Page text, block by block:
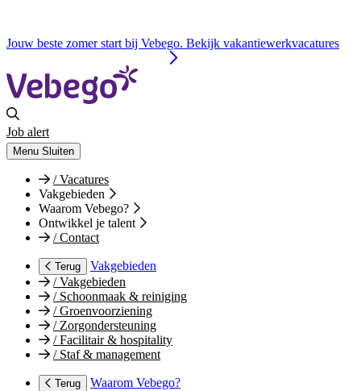
Jouw beste zomer start bij Vebego. Bekijk vakantiewerkvacatures
Job alert
Menu Sluiten
/Vacatures
Vakgebieden
Waarom Vebego?
Ontwikkel je talent
/Contact
Terug
Vakgebieden
/Vakgebieden
/Schoonmaak & reiniging
/Groenvoorziening
/Zorgondersteuning
/Facilitair & hospitality
/Staf & management
Terug
Waarom Vebego?